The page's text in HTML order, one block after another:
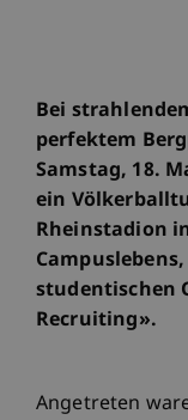
Bei
perfektem
Samstag, 18.
ein
Rheinstadion
studentischen
Recruiting».
Angetreten